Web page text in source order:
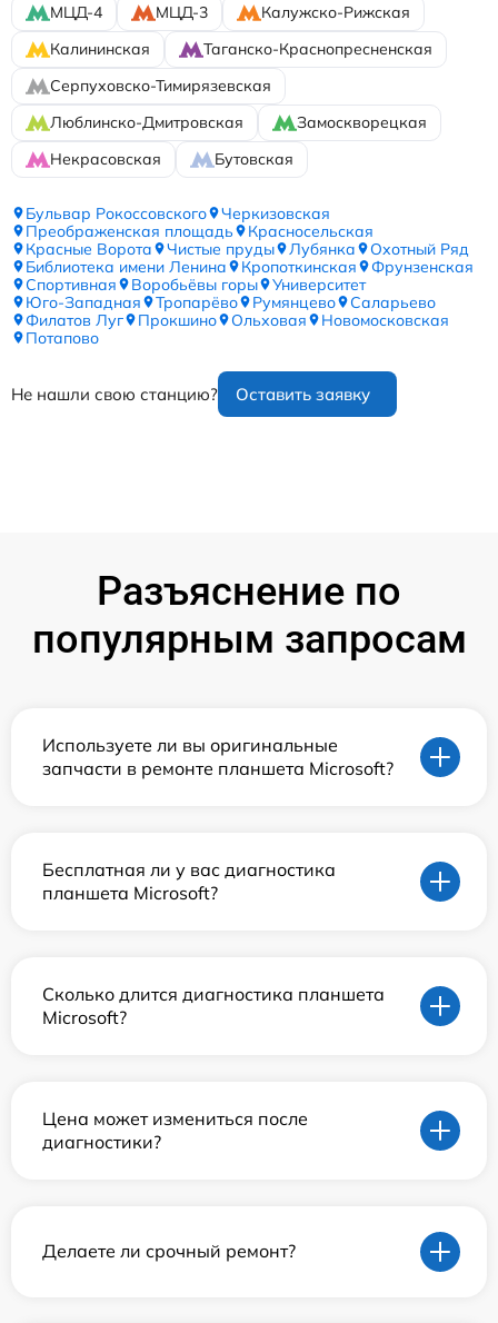
МЦД-4
МЦД-3
Калужско-Рижская
Калининская
Таганско-Краснопресненская
Серпуховско-Тимирязевская
Люблинско-Дмитровская
Замоскворецкая
Некрасовская
Бутовская
Бульвар Рокоссовского
Черкизовская
Преображенская площадь
Красносельская
Красные Ворота
Чистые пруды Лубянка
Охотный Ряд
Библиотека имени Ленина
Кропоткинская
Фрунзенская
Спортивная
Воробьёвы горы
Университет
Юго-Западная
Тропарёво Румянцево
Саларьево
Филатов Луг
Прокшино Ольховая
Новомосковская
Потапово
Не нашли свою станцию? Оставить заявку
Разъяснение по
популярным запросам
Используете ли вы оригинальные
запчасти в ремонте планшета Microsoft?
Бесплатная ли у вас диагностика
планшета Microsoft?
Сколько длится диагностика планшета
Microsoft?
Цена может измениться после
диагностики?
Делаете ли срочный ремонт?